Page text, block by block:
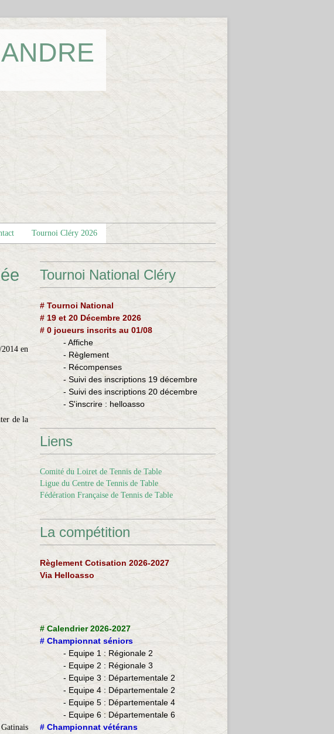
Tournoi Cléry 2026
en
de la
Tournoi National Cléry
# Tournoi National
# 19 et 20 Décembre 2026
# 0 joueurs inscrits au 01/08
- Affiche
- Règlement
- Récompenses
- Suivi des inscriptions 19 décembre
- Suivi des inscriptions 20 décembre
- S'inscrire : helloasso
Liens
Comité du Loiret de Tennis de Table
Ligue du Centre de Tennis de Table
Fédération Française de Tennis de Table
La compétition
Règlement Cotisation 2026-2027
Via Helloasso
# Calendrier 2026-2027
# Championnat séniors
- Equipe 1 : Régionale 2
- Equipe 2 : Régionale 3
- Equipe 3 : Départementale 2
- Equipe 4 : Départementale 2
- Equipe 5 : Départementale 4
- Equipe 6 : Départementale 6
​# Championnat vétérans